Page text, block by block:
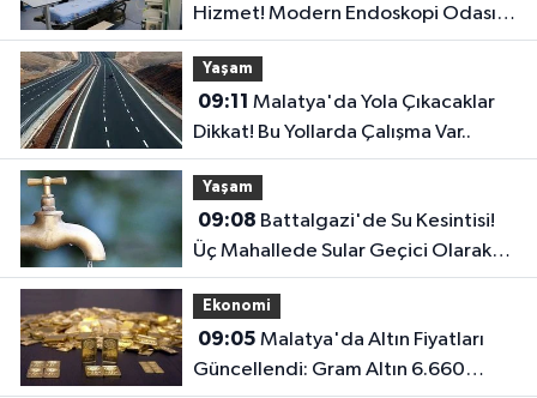
Hizmet! Modern Endoskopi Odası
Açıldı
Yaşam
09:11
Dikkat! Bu Yollarda Çalışma Var..
Yaşam
09:08
Üç Mahallede Sular Geçici Olarak
Kesilecek..
Ekonomi
09:05
Güncellendi: Gram Altın 6.660